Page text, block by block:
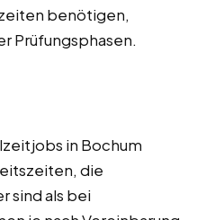
benötigen,
Prüfungsphasen.
in Bochum
die
sind als bei